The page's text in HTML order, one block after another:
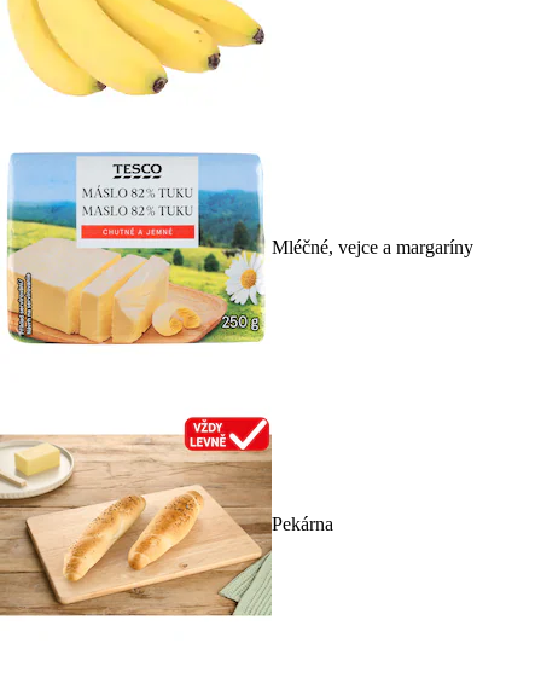
Mléčné, vejce a margaríny
Pekárna